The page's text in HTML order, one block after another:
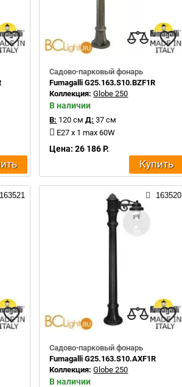
Садово-парковый фонарь
Fumagalli G25.163.S10.BZF1R
Коллекция:Globe 250
В наличии
В: 120 см Д: 37 см
E27 x 1 max 60W
Цена: 26 186 Р.
Купить
163521 163520
Садово-парковый фонарь
Fumagalli G25.163.S10.AXF1R
Коллекция:Globe 250
В наличии